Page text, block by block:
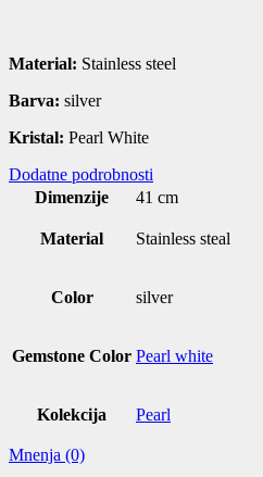
Material: Stainless steel
Barva: silver
Kristal: Pearl White
Dodatne podrobnosti
Dimenzije
41 cm
Material Stainless steal
Color silver
Gemstone Color Pearl white
Kolekcija Pearl
Mnenja (0)